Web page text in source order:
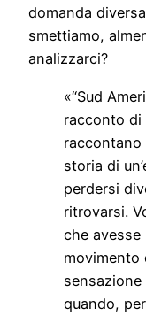
domanda
smettiamo,
analizzarci?
«“Sud
racconto di
raccontano
storia di
perdersi
ritrovarsi.
che avesse
movimento
quando,